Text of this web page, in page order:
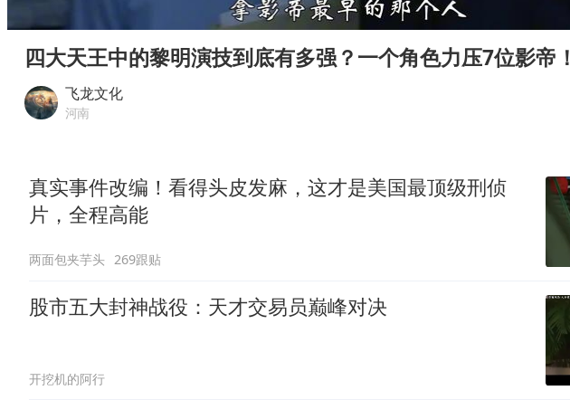
把党建设得更加坚强有力
村民谈“梅姨”：叫的其实是“媒姨”
奋进开新局 实干挑大梁
Play
四大天王中的黎明演技到底有多强？一个角色力压7位影帝！
飞龙文化
河南
真实事件改编！看得头皮发麻，这才是美国最顶级刑侦
片，全程高能
两面包夹芋头 269跟贴
股市五大封神战役：天才交易员巅峰对决
开挖机的阿行